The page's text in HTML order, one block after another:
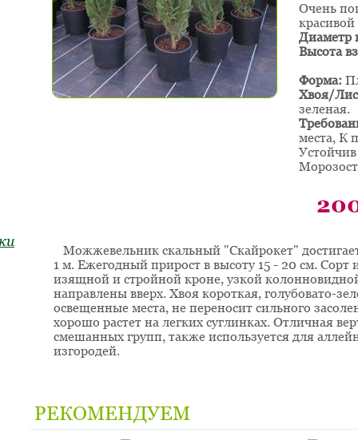
Очень
Диаметр
Высота
Форма:
Хвоя/
зеленая.
места, К
Устойчив
Можжевельник скальный "Скайрокет"
1 м. Ежегодный прирост в высоту 15 - 20 см. Сорт
изящной и стройной кроне, узкой
направлены вверх. Хвоя короткая, голубовато-
освещенные места, не переносит сильного
хорошо растет на легких суглинках. Отличная
смешанных групп, также используется для
изгородей.
РЕКОМЕНДУЕМ